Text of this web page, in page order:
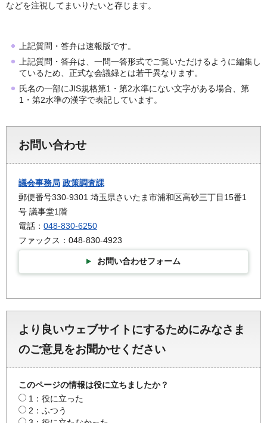
などを注視してまいりたいと存じます。
上記質問・答弁は速報版です。
上記質問・答弁は、一問一答形式でご覧いただけるように編集し
ているため、正式な会議録とは若干異なります。
氏名の一部にJIS規格第1・第2水準にない文字がある場合、第
1・第2水準の漢字で表記しています。
お問い合わせ
議会事務局 政策調査課
郵便番号330-9301 埼玉県さいたま市浦和区高砂三丁目15番1
号 議事堂1階
電話： 048-830-6250
ファックス：048-830-4923
お問い合わせフォーム
より良いウェブサイトにするためにみなさま
のご意見をお聞かせください
このページの情報は役に立ちましたか？
1：役に立った
2：ふつう